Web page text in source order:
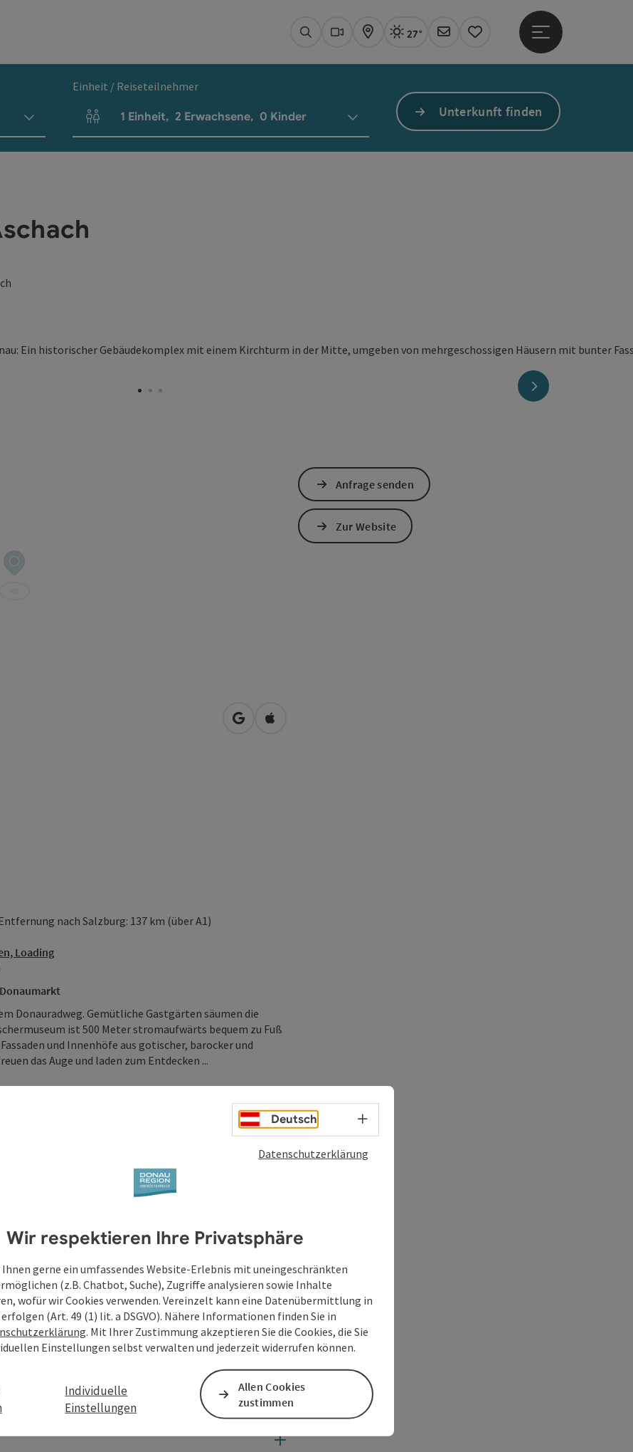
SuchenWebcams
KarteAktuelles Wetter Linz, sonnig
27°
Newsletter
Merkzettel
Hauptmenü öffnen
Einheit / Reiseteilnehmer
Einheitenanzahl und Personenfelder
1 Einheit, 2 Erwachsene, 0 Kinder Unterkunft finden
nächstes Element
in Google Maps öffnen
in Apple Maps öffnen
nach Salzburg: 137 km (über A1)
Loading
Donauradweg. Gemütliche Gastgärten säumen die
ist 500 Meter stromaufwärts bequem zu Fuß
und Innenhöfe aus gotischer, barocker und
das Auge und laden zum Entdecken ...
Anfrage senden
Zur Website
Deutsch Sprachwahl - Menü öffnen
Datenschutzerklärung
Wir respektieren Ihre Privatsphäre
gerne ein umfassendes Website-Erlebnis mit uneingeschränkten
(z.B. Chatbot, Suche), Zugriffe analysieren sowie Inhalte
wofür wir Cookies verwenden. Vereinzelt kann eine Datenübermittlung in
(Art. 49 (1) lit. a DSGVO). Nähere Informationen finden Sie in
. Mit Ihrer Zustimmung akzeptieren Sie die Cookies, die Sie
Einstellungen selbst verwalten und jederzeit widerrufen können.
Individuelle
Einstellungen
Allen Cookies
zustimmen